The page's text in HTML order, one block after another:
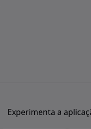
Experimenta a